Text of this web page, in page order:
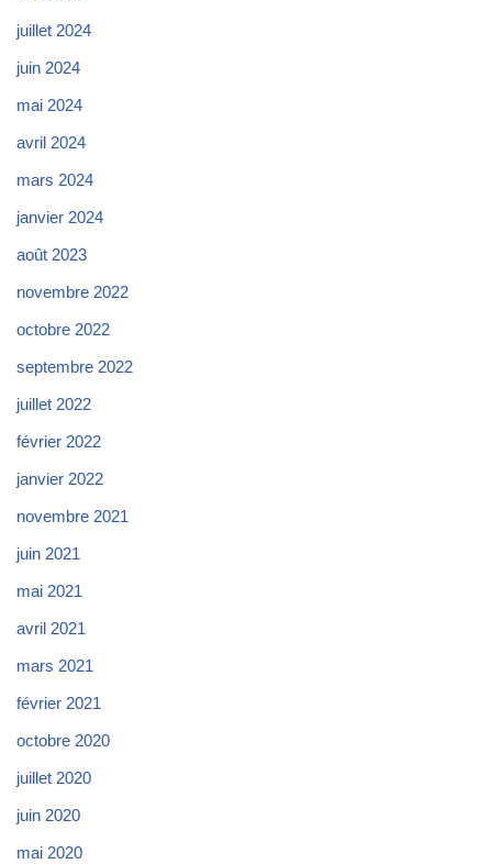
juillet 2024
juin 2024
mai 2024
avril 2024
mars 2024
janvier 2024
août 2023
novembre 2022
octobre 2022
septembre 2022
juillet 2022
février 2022
janvier 2022
novembre 2021
juin 2021
mai 2021
avril 2021
mars 2021
février 2021
octobre 2020
juillet 2020
juin 2020
mai 2020